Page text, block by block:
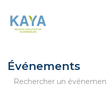
Événements